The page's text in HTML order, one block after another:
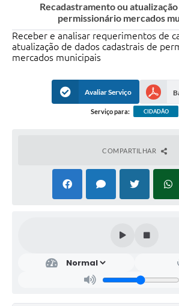
Recadastramento ou
permissionário mercados
Receber e analisar requerimentos de
atualização de dados cadastrais de
mercados municipais
Avaliar Serviço
Serviço para: CIDADÃO
COMPARTILHAR